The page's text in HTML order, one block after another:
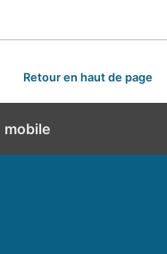
Retour en haut de page
mobile